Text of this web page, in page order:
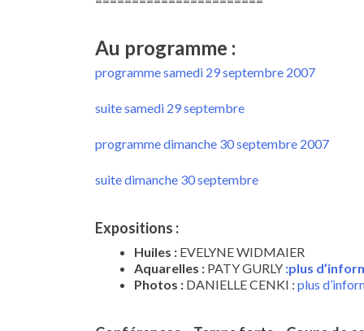
Au programme :
programme samedi 29 septembre 2007
suite samedi 29 septembre
programme dimanche 30 septembre 2007
suite dimanche 30 septembre
Expositions :
Huiles : EVELYNE WIDMAIER
Aquarelles : PATY GURLY :plus
Photos : DANIELLE CENKI : plus